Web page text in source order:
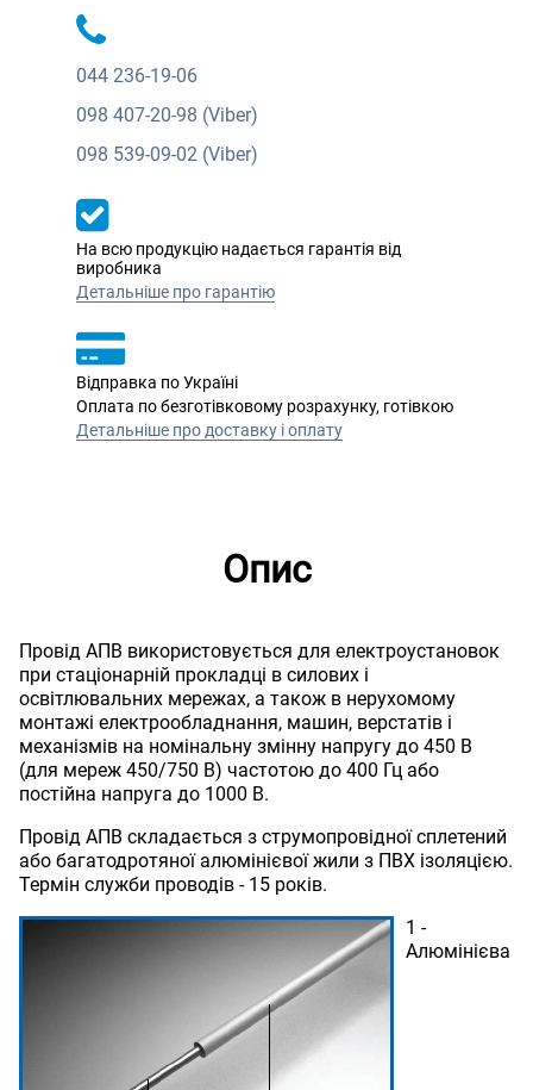
044 236-19-06
098 407-20-98 (Viber)
098 539-09-02 (Viber)
На всю продукцію надається гарантія від
виробника
Детальніше про гарантію
Відправка по Україні
Оплата по безготівковому розрахунку, готівкою
Детальніше про доставку і оплату
Опис
Провід АПВ використовується для електроустановок
при стаціонарній прокладці в силових і
освітлювальних мережах, а також в нерухомому
монтажі електрообладнання, машин, верстатів і
механізмів на номінальну змінну напругу до 450 В
(для мереж 450/750 В) частотою до 400 Гц або
постійна напруга до 1000 В.
Провід АПВ складається з струмопровідної сплетений
або багатодротяної алюмінієвої жили з ПВХ ізоляцією.
Термін служби проводів - 15 років.
1 -
Алюмінієва